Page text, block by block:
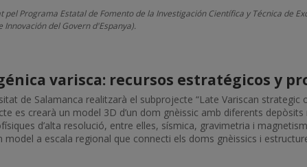
Programa Estatal de Fomento de la Investigación Científica y Técnica de
del Govern d'Espanya).
varisca: recursos estratégicos y
de Salamanca realitzarà el subprojecte “Late Variscan
es crearà un model 3D d’un dom gnèissic amb diferents
d’alta resolució, entre elles, sísmica, gravimetria i
model a escala regional que connecti els doms gnèissics i